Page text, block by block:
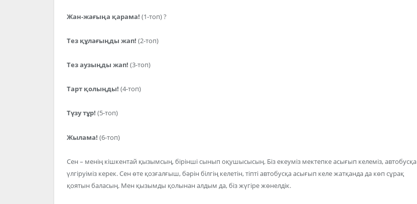
Жан-жағыңа қарама! (1-топ) ?
Тез құлағыңды жап! (2-топ)
Тез аузыңды жап! (3-топ)
Тарт қолыңды! (4-топ)
Түзу тұр! (5-топ)
Жылама! (6-топ)
Сен – менің кішкентай қызымсың, бірінші сынып оқушысысың. Біз екеуміз мектепке асығып келеміз, автобусқа
үлгіруіміз керек. Сен өте қозғалғыш, бәрін білгің келетін, тіпті автобусқа асығып келе жатқанда да көп сұрақ
қоятын баласың. Мен қызымды қолынан алдым да, біз жүгіре жөнелдік.